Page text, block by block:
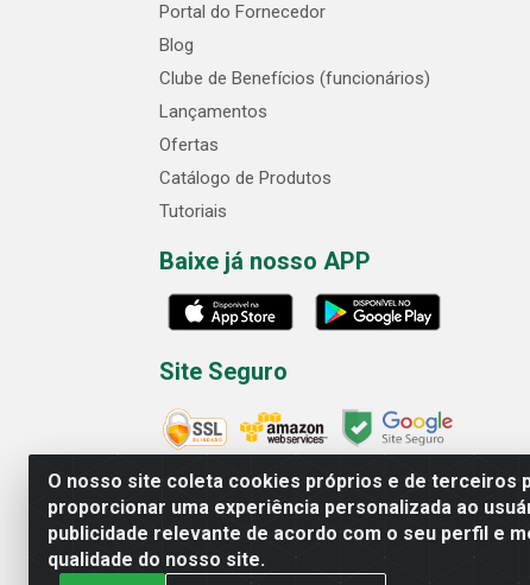
O nosso site coleta cookies próprios e de terceiros
proporcionar uma experiência personalizada ao
publicidade relevante de acordo com o seu perfil e
qualidade do nosso site.
Portal do Fornecedor
Blog
Clube de Benefícios (funcionários)
Lançamentos
Ofertas
Catálogo de Produtos
Tutoriais
Baixe já nosso APP
Site Seguro
Cofer Importadora e Distribuidora LTDA